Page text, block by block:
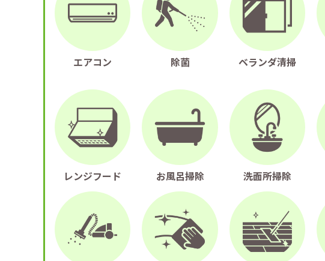
エアコン 除菌 ベランダ清掃
レンジフード お風呂掃除 洗面所掃除